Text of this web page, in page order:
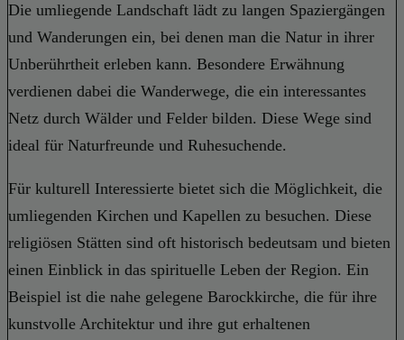
Die umliegende Landschaft lädt zu langen Spaziergängen
und Wanderungen ein, bei denen man die Natur in ihrer
Unberührtheit erleben kann. Besondere Erwähnung
verdienen dabei die Wanderwege, die ein interessantes
Netz durch Wälder und Felder bilden. Diese Wege sind
ideal für Naturfreunde und Ruhesuchende.
Für kulturell Interessierte bietet sich die Möglichkeit, die
umliegenden Kirchen und Kapellen zu besuchen. Diese
religiösen Stätten sind oft historisch bedeutsam und bieten
einen Einblick in das spirituelle Leben der Region. Ein
Beispiel ist die nahe gelegene Barockkirche, die für ihre
kunstvolle Architektur und ihre gut erhaltenen